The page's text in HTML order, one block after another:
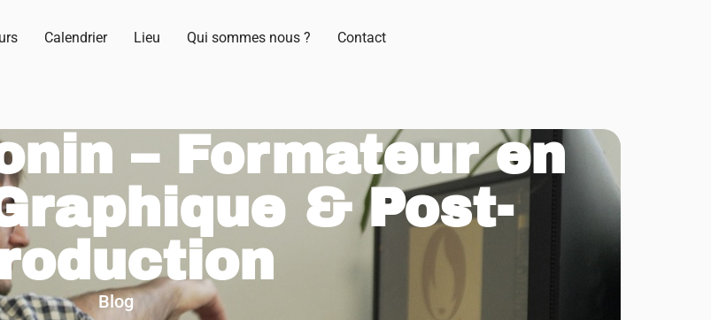
Calendrier Lieu Qui sommes nous ? Contact
– Formateur en
& Post-
Blog